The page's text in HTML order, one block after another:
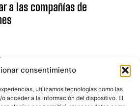
consentimiento
utilizamos tecnologías como las
acceder a la información del dispositivo. El
a las compañías de
DEL CANAL